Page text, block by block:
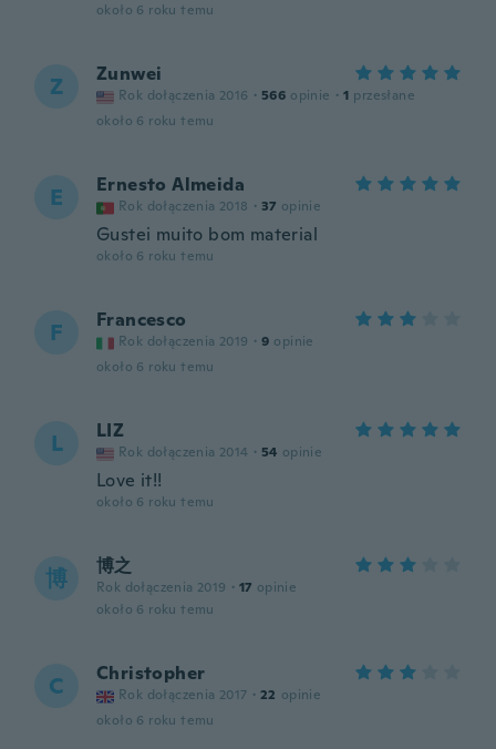
około 6 roku temu
Z Zunwei
Rok dołączenia 2016 · 566 opinie · 1 przesłane
około 6 roku temu
E Ernesto Almeida
Rok dołączenia 2018 · 37 opinie
Gustei muito bom material
około 6 roku temu
F Francesco
Rok dołączenia 2019 · 9 opinie
około 6 roku temu
L LIZ
Rok dołączenia 2014 · 54 opinie
Love it!!
około 6 roku temu
博 博之
Rok dołączenia 2019 · 17 opinie
około 6 roku temu
C Christopher
Rok dołączenia 2017 · 22 opinie
około 6 roku temu